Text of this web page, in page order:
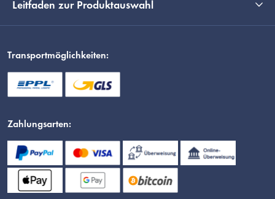
Leitfaden zur Produktauswahl
Transportmöglichkeiten:
Zahlungsarten: